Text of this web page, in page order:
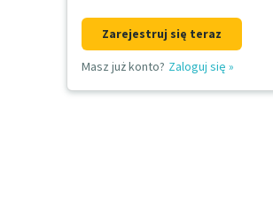
Zarejestruj się teraz
Masz już konto? Zaloguj się »